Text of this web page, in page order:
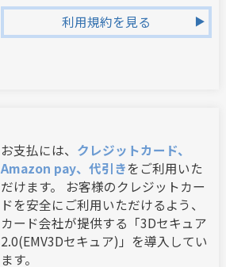
利用規約を見る
お支払には、 クレジットカード、
Amazon pay、代引きをご利用いた
だけます。 お客様のクレジットカー
ドを安全にご利用いただけるよう、
カード会社が提供する「3Dセキュア
2.0(EMV3Dセキュア)」を導入してい
ます。